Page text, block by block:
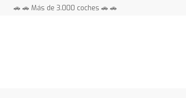
🚗 🚗 Más de 3.000 coches 🚗 🚗